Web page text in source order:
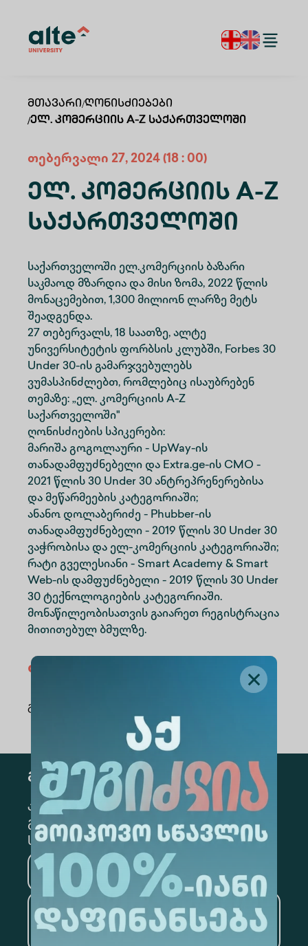
Მთავარი/Ღონისძიებები
/Ელ. Კომერციის A-Z Საქართველოში
თებერვალი 27, 2024 (18 : 00)
Ელ. Კომერციის A-Z
Საქართველოში
საქართველოში ელ.კომერციის ბაზარი
საკმაოდ მზარდია და მისი ზომა, 2022 წლის
მონაცემებით, 1,300 მილიონ ლარზე მეტს
შეადგენდა.
27 თებერვალს, 18 საათზე, ალტე
უნივერსიტეტის ფორბსის კლუბში, Forbes 30
Under 30-ის გამარჯვებულებს
ვუმასპინძლებთ, რომლებიც ისაუბრებენ
თემაზე: „ელ. კომერციის A-Z
საქართველოში"
ღონისძიების სპიკერები:
მარიშა გოგოლაური - UpWay-ის
თანადამფუძნებელი და Extra.ge-ის CMO -
2021 წლის 30 Under 30 ანტრეპრენერებისა
და მეწარმეების კატეგორიაში;
ანანო დოლაბერიძე - Phubber-ის
თანადამფუძნებელი - 2019 წლის 30 Under 30
ვაჭრობისა და ელ-კომერციის კატეგორიაში;
რატი გველესიანი - Smart Academy & Smart
Web-ის დამფუძნებელი - 2019 წლის 30 Under
30 ტექნოლოგიების კატეგორიაში.
მონაწილეობისათვის გაიარეთ რეგისტრაცია
მითითებულ ბმულზე.
თემატიკები
გაზიარება
გამოწერა
კონკრეტული მიმართულების
გამოსაწერად, მონიშნეთ შესაბამისი
სექცია
მედიცინა ბიზნესი
საინფორმაციო
ტექნოლოგიები